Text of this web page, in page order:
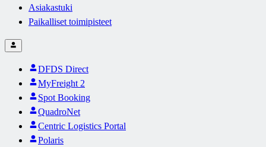
Asiakastuki
Paikalliset toimipisteet
DFDS Direct
MyFreight 2
Spot Booking
QuadroNet
Centric Logistics Portal
Polaris